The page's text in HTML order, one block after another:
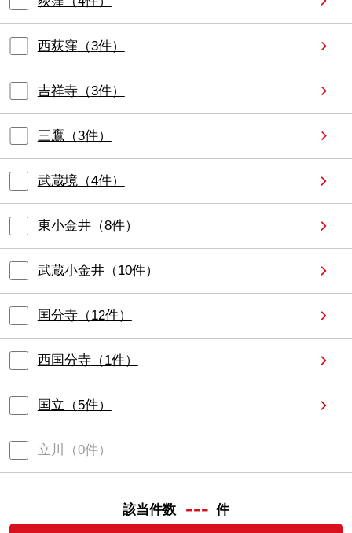
西荻窪 （3件）
吉祥寺（3件）
三鷹 （3件）
武蔵境（4件）
東小金井（8件）
武蔵小金井（10件）
国分寺（12件）
西国分寺（1件）
国立 （5件）
立川 （0件）
該当件数 --- 件